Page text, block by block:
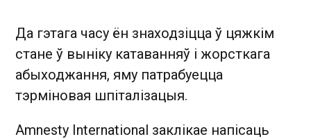
Да гэтага часу ён знаходзіцца ў цяжкім
стане ў выніку катаванняў і жорсткага
абыходжання, яму патрабуецца
тэрміновая шпіталізацыя.
Amnesty International заклікае напісаць